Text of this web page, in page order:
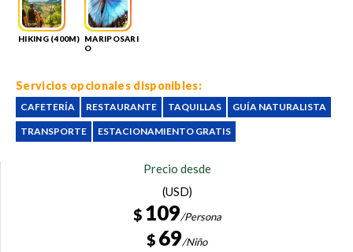
HIKING (400M) MARIPOSARI
O
Servicios opcionales disponibles:
CAFETERÍA RESTAURANTE TAQUILLAS GUÍA NATURALISTA
TRANSPORTE ESTACIONAMIENTO GRATIS
Precio desde
(USD)
$ 109/Persona
$ 69/Niño